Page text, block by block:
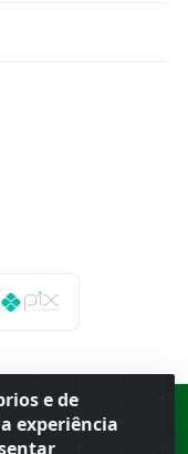
e de
experiência
·BR
· CEP